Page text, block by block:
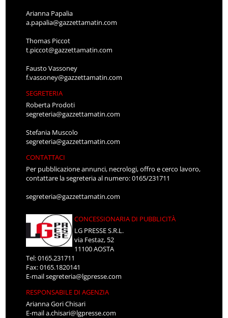
Arianna Papalia
a.papalia@gazzettamatin.com
Thomas Piccot
t.piccot@gazzettamatin.com
Fausto Vassoney
f.vassoney@gazzettamatin.com
SEGRETERIA
Roberta Prodoti
segreteria@gazzettamatin.com
Stefania Muscolo
segreteria@gazzettamatin.com
CONTATTACI
Per pubblicazione annunci, necrologi, offro e cerco lavoro,
contattare la segreteria al numero: 0165/231711
segreteria@gazzettamatin.com
CONCESSIONARIA DI PUBBLICITÀ
LG PRESSE S.R.L.
via Festaz, 52
11100 AOSTA
Tel: 0165.231711
Fax: 0165.1820141
E-mailsegreteria@lgpresse.com
RESPONSABILE DI AGENZIA
Arianna Gori Chisari
E-maila.chisari@lgpresse.com